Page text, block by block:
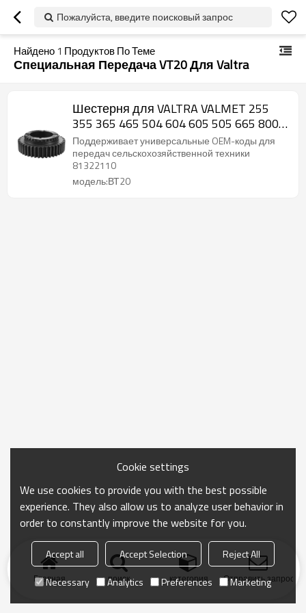
Пожалуйста, введите поисковый запрос
Найдено 1 Продуктов По Теме
Специальная Передача VT20 Для Valtra
Шестерня для VALTRA VALMET 255
355 365 465 504 604 605 505 665 800
81322110-PAIRGEARS
Поддерживает универсальные OEM-коды для
передач сельскохозяйственной техники
81322110
модель:ВТ20
Главная поиск категория Отправить запрос
Cookie settings
We use cookies to provide you with the best possible
experience. They also allow us to analyze user behavior in
order to constantly improve the website for you.
Accept all Accept Selection
Reject All
Necessary
Analytics Preferences Marketing